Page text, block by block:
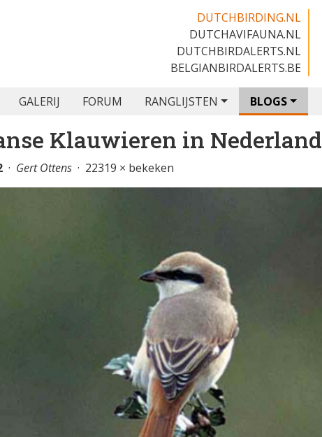
DUTCHBIRDING.NL
DUTCHAVIFAUNA.NL
DUTCHBIRDALERTS.NL
BELGIANBIRDALERTS.BE
GALERIJ FORUM RANGLIJSTEN BLOGS
Klauwieren in Nederland
· Gert Ottens · 22319 × bekeken